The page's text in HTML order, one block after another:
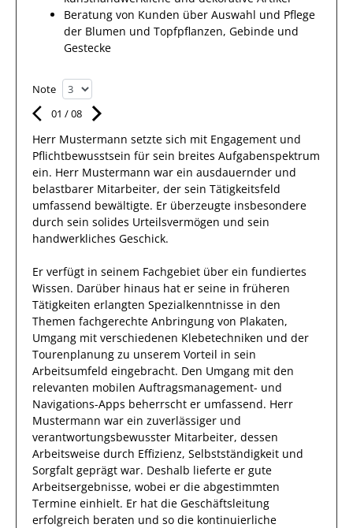
Beratung von Kunden über Auswahl und Pflege
der Blumen und Topfpflanzen, Gebinde und
Gestecke
Note
01 /08
Herr Mustermann setzte sich mit Engagement und
Pflichtbewusstsein für sein breites Aufgabenspektrum
ein. Herr Mustermann war ein ausdauernder und
belastbarer Mitarbeiter, der sein Tätigkeitsfeld
umfassend bewältigte. Er überzeugte insbesondere
durch sein solides Urteilsvermögen und sein
handwerkliches Geschick.
Er verfügt in seinem Fachgebiet über ein fundiertes
Wissen. Darüber hinaus hat er seine in früheren
Tätigkeiten erlangten Spezialkenntnisse in den
Themen fachgerechte Anbringung von Plakaten,
Umgang mit verschiedenen Klebetechniken und der
Tourenplanung zu unserem Vorteil in sein
Arbeitsumfeld eingebracht. Den Umgang mit den
relevanten mobilen Auftragsmanagement- und
Navigations-Apps beherrscht er umfassend. Herr
Mustermann war ein zuverlässiger und
verantwortungsbewusster Mitarbeiter, dessen
Arbeitsweise durch Effizienz, Selbstständigkeit und
Sorgfalt geprägt war. Deshalb lieferte er gute
Arbeitsergebnisse, wobei er die abgestimmten
Termine einhielt. Er hat die Geschäftsleitung
erfolgreich beraten und so die kontinuierliche